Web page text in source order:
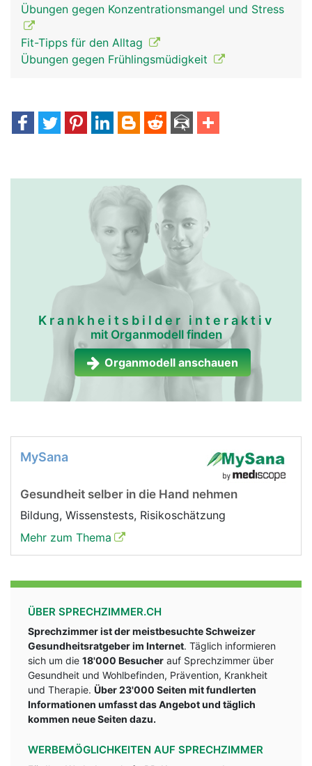
Übungen gegen Konzentrationsmangel und Stress
Fit-Tipps für den Alltag
Übungen gegen Frühlingsmüdigkeit
Krankheitsbilder interaktiv
mit Organmodell finden
Organmodell anschauen
MySana
Gesundheit selber in die Hand nehmen
Bildung, Wissenstests, Risikoschätzung
Mehr zum Thema
ÜBER SPRECHZIMMER.CH
Sprechzimmer ist der meistbesuchte Schweizer
Gesundheitsratgeber im Internet. Täglich informieren
sich um die 18'000 Besucher auf Sprechzimmer über
Gesundheit und Wohlbefinden, Prävention, Krankheit
und Therapie. Über 23'000 Seiten mit fundlerten
Informationen umfasst das Angebot und täglich
kommen neue Seiten dazu.
WERBEMÖGLICHKEITEN AUF SPRECHZIMMER